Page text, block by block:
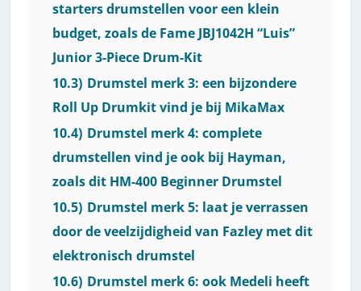
starters drumstellen voor een klein
budget, zoals de Fame JBJ1042H “Luis”
Junior 3-Piece Drum-Kit
10.3) Drumstel merk 3: een bijzondere
Roll Up Drumkit vind je bij MikaMax
10.4) Drumstel merk 4: complete
drumstellen vind je ook bij Hayman,
zoals dit HM-400 Beginner Drumstel
10.5) Drumstel merk 5: laat je verrassen
door de veelzijdigheid van Fazley met dit
elektronisch drumstel
10.6) Drumstel merk 6: ook Medeli heeft